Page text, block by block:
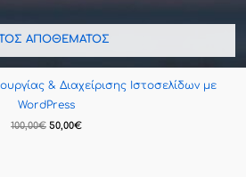
ΑΠΟΘΈΜΑΤΟΣ
& Διαχείρισης Ιστοσελίδων με
WordPress
100,00€ 50,00€